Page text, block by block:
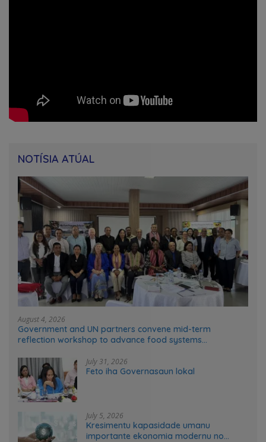
NOTÍSIA ATÚAL
August 4, 2026
Government and UN partners convene mid-term
reflection workshop to advance food systems
July 31, 2026
Feto iha Governasaun lokal
July 5, 2026
Kresimentu kapasidade umanu
importante ekonomia modernu no